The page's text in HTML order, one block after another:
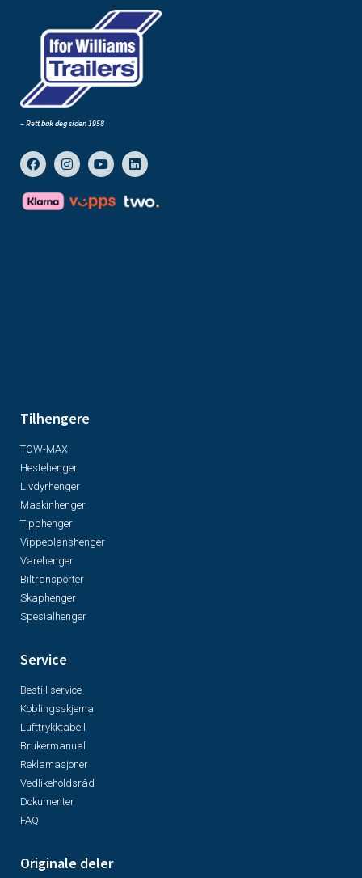
– Rett bak deg siden 1958
Tilhengere
TOW-MAX
Hestehenger
Livdyrhenger
Maskinhenger
Tipphenger
Vippeplanshenger
Varehenger
Biltransporter
Skaphenger
Spesialhenger
Service
Bestill service
Koblingsskjema
Lufttrykktabell
Brukermanual
Reklamasjoner
Vedlikeholdsråd
Dokumenter
FAQ
Originale deler